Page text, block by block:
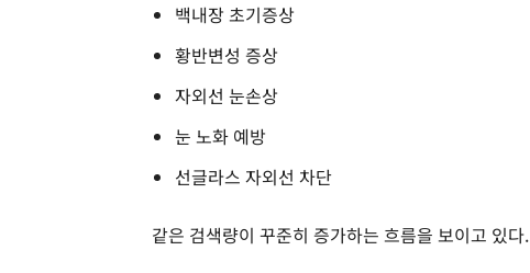
백내장 초기증상
황반변성 증상
자외선 눈손상
눈 노화 예방
선글라스 자외선 차단
같은 검색량이 꾸준히 증가하는 흐름을 보이고 있다.